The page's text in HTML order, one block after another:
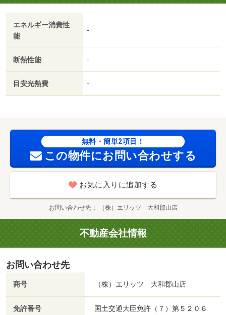
エネルギー消費性
能
-
断熱性能 -
目安光熱費 -
無料・簡単2項目！
この物件にお問い合わせする
お気に入りに追加する
お問い合わせ先 （株）エリッツ 大和郡山店
不動産会社情報
お問い合わせ先
商号 （株）エリッツ 大和郡山店
免許番号
国土交通大臣免許（７）第５２０６